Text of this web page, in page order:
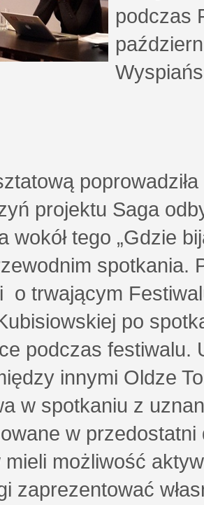
podczas
projektu Saga
wokół tego „Gdzie
spotkania.
o trwającym
po
podczas
innymi Oldze
w spotkaniu z
w
możliwość
zaprezentować